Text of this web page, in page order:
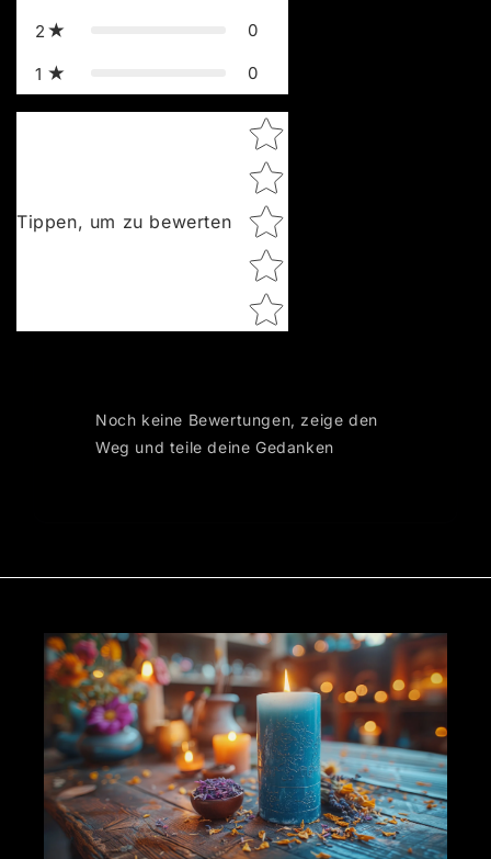
2 0
1 0
Tippen, um zu bewerten
Star rating
Noch keine Bewertungen, zeige den
Weg und teile deine Gedanken